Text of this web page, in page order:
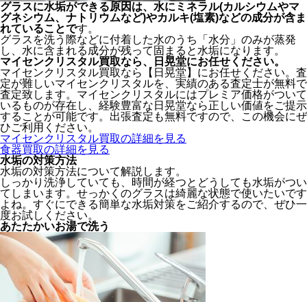
グラスに水垢ができる原因は、水にミネラル(カルシウムやマ
グネシウム、ナトリウムなど)やカルキ(塩素)などの成分が含ま
れていることです。
グラスを洗う際などに付着した水のうち「水分」のみが蒸発
し、水に含まれる成分が残って固まると水垢になります。
マイセンクリスタル買取なら、
日晃堂にお任せください。
マイセンクリスタル買取なら【日晃堂】にお任せください。査
定が難しいマイセンクリスタルを、実績のある査定士が無料で
査定致します。マイセンクリスタルにはプレミア価格がついて
いるものが存在し、経験豊富な日晃堂なら正しい価値をご提示
することが可能です。出張査定も無料ですので、この機会にぜ
ひご利用ください。
マイセンクリスタル買取の詳細を見る
食器買取の詳細を見る
水垢の対策方法
水垢の対策方法について解説します。
しっかり洗浄していても、時間が経つとどうしても水垢がつい
てしまいます。せっかくのグラスは綺麗な状態で使いたいです
よね。すぐにできる簡単な水垢対策をご紹介するので、ぜひ一
度お試しください。
あたたかいお湯で洗う